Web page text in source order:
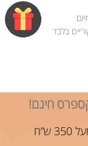
בלבד
חינם!
ש”ח